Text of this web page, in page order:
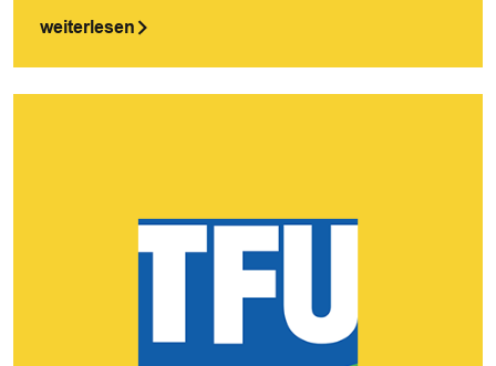
weiterlesen